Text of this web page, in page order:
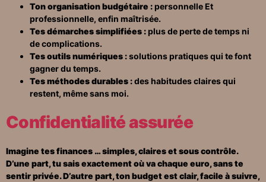
Ton organisation budgétaire :personnelle Et
professionnelle, enfin maîtrisée.
Tes démarches simplifiées :plus de perte de temps ni
de complications.
Tes outils numériques :solutions pratiques qui te font
gagner du temps.
Tes méthodes durables :des habitudes claires qui
restent, même sans moi.
Confidentialité assurée
Imagine tes finances … simples, claires et sous contrôle.
D’une part, tu sais exactement où va chaque euro, sans te
sentir privée. D’autre part, ton budget est clair, facile à suivre,